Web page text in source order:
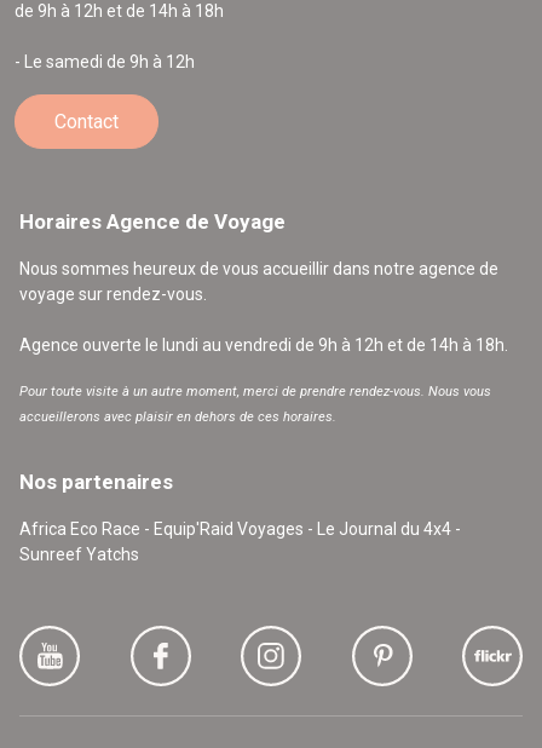
de 9h à 12h et de 14h à 18h
- Le samedi de 9h à 12h
Contact
Horaires Agence de Voyage
Nous sommes heureux de vous accueillir dans notre agence de
voyage sur rendez-vous.
Agence ouverte le lundi au vendredi de 9h à 12h et de 14h à 18h.
Pour toute visite à un autre moment, merci de prendre rendez-vous. Nous vous
accueillerons avec plaisir en dehors de ces horaires.
Nos partenaires
Africa Eco Race - Equip'Raid Voyages - Le Journal du 4x4 -
Sunreef Yatchs